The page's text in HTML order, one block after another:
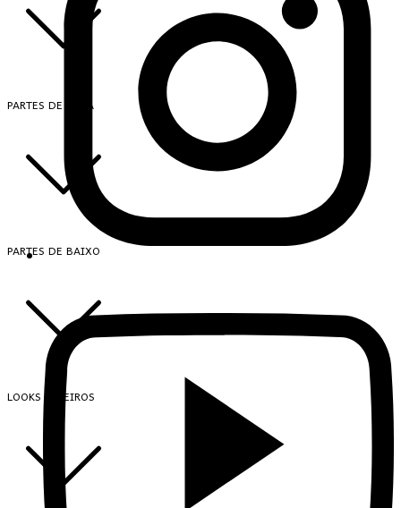
PARTES DE CIMA
PARTES DE BAIXO
LOOKS INTEIROS